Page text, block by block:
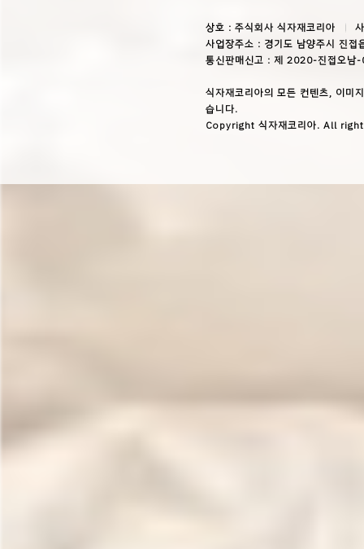
상호 : 주식회사 식자재코리아
사업장주소 : 경기도 남양주시 진
통신판매신고 : 제 2020-진접오남
식자재코리아의 모든 컨텐츠, 이미
습니다.
Copyright 식자재코리아. All